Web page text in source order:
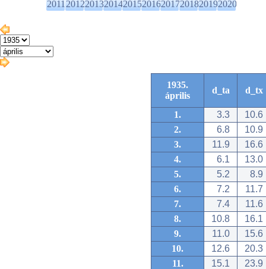
2011201220132014201520162017201820192020
1935.
április
d_ta d_tx
1. 3.3
10.6
2.
6.8
10.9
3.
11.9
16.6
4.
6.1
13.0
5.
5.2
8.9
6.
7.2
11.7
7.
7.4
11.6
8.
10.8
16.1
9.
11.0
15.6
10.
12.6
20.3
11.
15.1
23.9